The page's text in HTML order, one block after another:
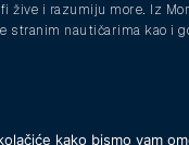
žive i razumiju more. Iz
stranim nautičarima kao i
kako bismo vam